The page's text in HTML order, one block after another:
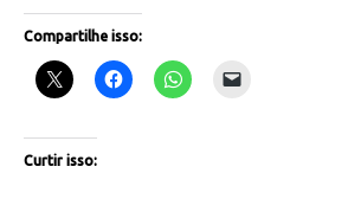
Compartilhe isso:
Curtir isso: